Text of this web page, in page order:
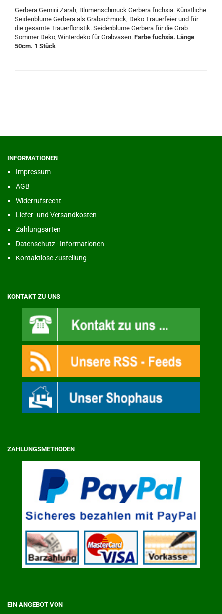
Gerbera Gemini Zarah, Blumenschmuck Gerbera fuchsia. Künstliche
Seidenblume Gerbera als Grabschmuck, Deko Trauerfeier und für
die gesamte Trauerfloristik. Seidenblume Gerbera für die Grab
Sommer Deko, Winterdeko für Grabvasen. Farbe fuchsia. Länge
50cm. 1 Stück
INFORMATIONEN
Impressum
AGB
Widerrufsrecht
Liefer- und Versandkosten
Zahlungsarten
Datenschutz - Informationen
Kontaktlose Zustellung
KONTAKT ZU UNS
ZAHLUNGSMETHODEN
EIN ANGEBOT VON